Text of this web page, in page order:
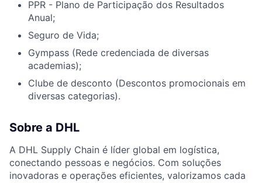
PPR - Plano de Participação dos Resultados
Anual;
Seguro de Vida;
Gympass (Rede credenciada de diversas
academias);
Clube de desconto (Descontos promocionais em
diversas categorias).
Sobre a DHL
A DHL Supply Chain é líder global em logística,
conectando pessoas e negócios. Com soluções
inovadoras e operações eficientes, valorizamos cada